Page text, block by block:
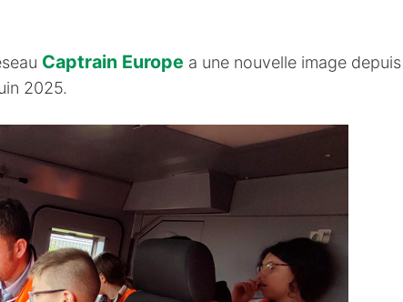
Captrain Europe a une nouvelle image depuis
2025.